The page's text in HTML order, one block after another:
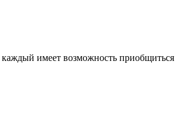
имеет возможность